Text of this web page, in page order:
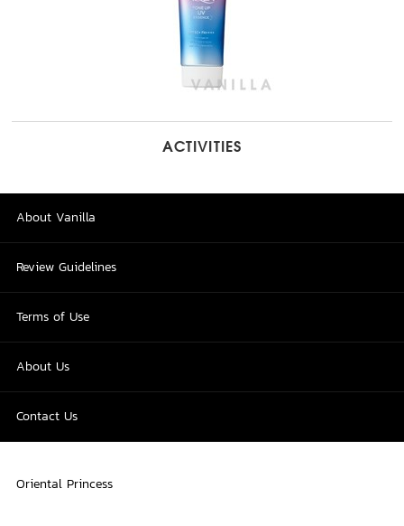
ACTIVITIES
About Vanilla
Review Guidelines
Terms of Use
About Us
Contact Us
Oriental Princess